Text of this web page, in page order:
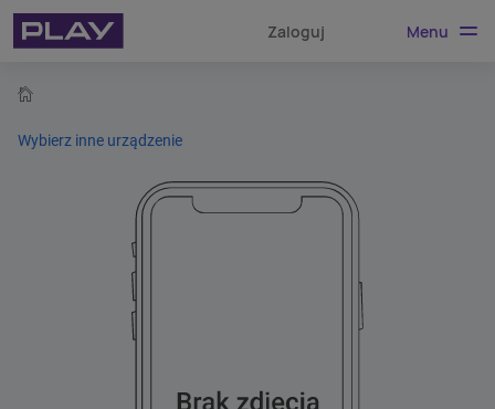
Zaloguj Menu
Wybierz inne urządzenie